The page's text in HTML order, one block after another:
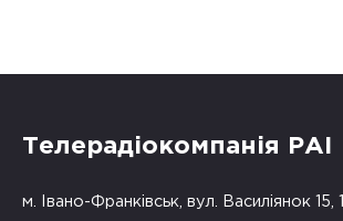
Телерадіокомпанія РАІ
м. Івано-Франківськ, вул. Василіянок 15,